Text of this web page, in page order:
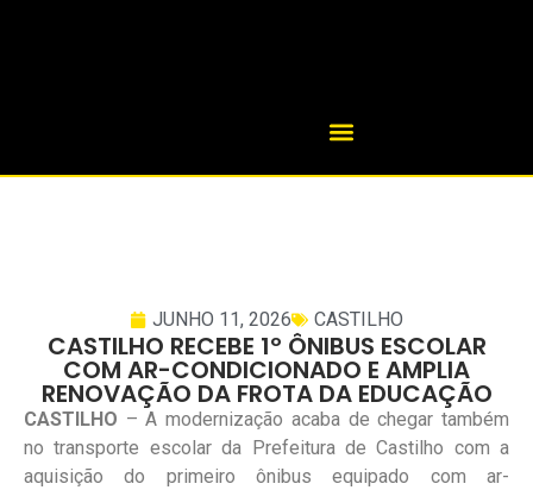
JUNHO 11, 2026 CASTILHO
CASTILHO RECEBE 1º ÔNIBUS ESCOLAR
COM AR-CONDICIONADO E AMPLIA
RENOVAÇÃO DA FROTA DA EDUCAÇÃO
CASTILHO – A modernização acaba de chegar também
no transporte escolar da Prefeitura de Castilho com a
aquisição do primeiro ônibus equipado com ar-